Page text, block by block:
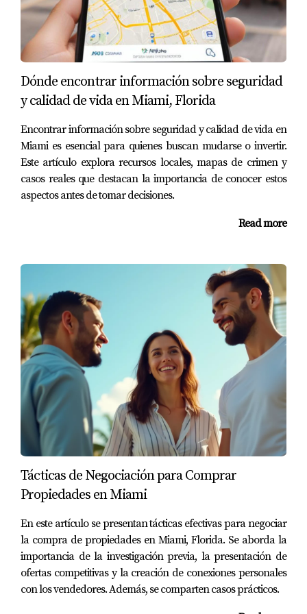
era hora de mudarse a una casa más grande. Sin
embargo, enfrentaron desafíos debido a su relación
deuda-ingreso. Juan Mora trabajó con ellos para mejorar
su situación financiera antes de solicitar un préstamo
convencional. Después de reducir algunas deudas
innecesarias y aumentar sus ahorros, pudieron calificar
para una hipoteca que les permitió comprar la casa
perfecta para su familia.
Caso 3: Roberto invierte en propiedades
Roberto siempre había querido invertir en bienes raíces.
crediticio y ahorros sustanciales, Juan Mora le ayudó a
obtener un préstamo convencional que le permitió
comprar una propiedad multifamiliar. Gracias a su
estrategia bien planificada, Roberto ahora tiene una
fuente adicional de ingresos mediante alquileres.
Conclusión
Navegar por el proceso de obtención de un préstamo
hipotecario puede ser desafiante, pero no tiene por qué
serlo si cuentas con la información correcta y el apoyo
encontrar la opción que mejor se adapte a tus
necesidades financieras. Ya sea que estés comprando tu
primera casa o buscando invertir en propiedades,
recuerda que contar con un experto como Juan Mora
puede marcar la diferencia en tu experiencia. No dudes
en dar el primer paso hacia tu sueño inmobiliario hoy
Dónde encontrar información sobre seguridad
y calidad de vida en Miami, Florida
Encontrar información sobre seguridad y calidad de vida en
Miami es esencial para quienes buscan mudarse o invertir.
Este artículo explora recursos locales, mapas de crimen y
casos reales que destacan la importancia de conocer estos
aspectos antes de tomar decisiones.
Read more
Tácticas de Negociación para Comprar
Propiedades en Miami
En este artículo se presentan tácticas efectivas para negociar
la compra de propiedades en Miami, Florida. Se aborda la
importancia de la investigación previa, la presentación de
ofertas competitivas y la creación de conexiones personales
con los vendedores. Además, se comparten casos prácticos.